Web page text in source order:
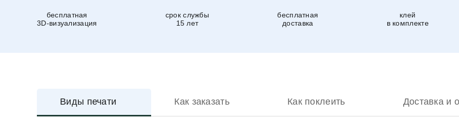
бесплатная
3D-визуализация
срок службы
15 лет
бесплатная
доставка
клей
в комплекте
Виды печати Как заказать Как поклеить Доставка и